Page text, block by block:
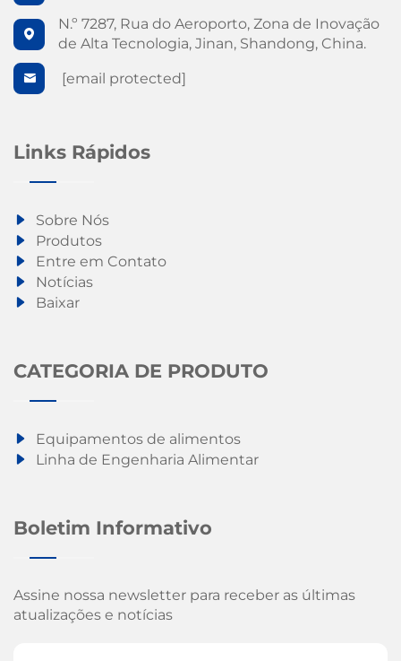
N.º 7287, Rua do Aeroporto, Zona de Inovação
de Alta Tecnologia, Jinan, Shandong, China.
[email protected]
Links Rápidos
Sobre Nós
Produtos
Entre em Contato
Notícias
Baixar
CATEGORIA DE PRODUTO
Equipamentos de alimentos
Linha de Engenharia Alimentar
Boletim Informativo
Assine nossa newsletter para receber as últimas
atualizações e notícias